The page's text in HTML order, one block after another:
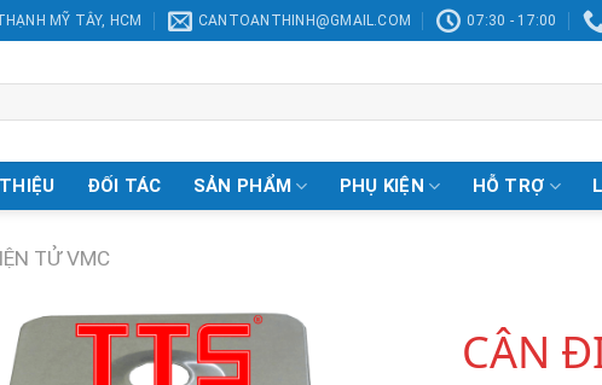
MỸ TÂY, HCM CANTOANTHINH@GMAIL.COM 07:30 - 17:00
ĐỐI TÁC SẢN PHẨM PHỤ KIỆN HỖ TRỢ
TỬ VMC
CÂN